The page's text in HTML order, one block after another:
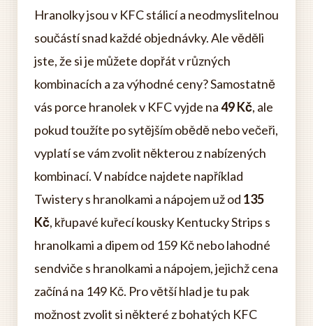
Hranolky jsou v KFC stálicí a neodmyslitelnou
součástí snad každé objednávky. Ale věděli
jste, že si je můžete dopřát v různých
kombinacích a za výhodné ceny? Samostatně
vás porce hranolek v KFC vyjde na49 Kč, ale
pokud toužíte po sytějším obědě nebo večeři,
vyplatí se vám zvolit některou z nabízených
kombinací. V nabídce najdete například
Twistery s hranolkami a nápojem už od 135
Kč, křupavé kuřecí kousky Kentucky Strips s
hranolkami a dipem od 159 Kč nebo lahodné
sendviče s hranolkami a nápojem, jejichž cena
začíná na 149 Kč. Pro větší hlad je tu pak
možnost zvolit si některé z bohatých KFC